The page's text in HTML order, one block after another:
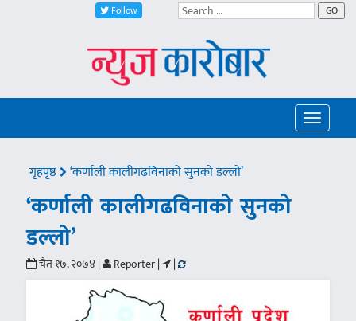
Follow GO
Toggle
गृहपृष्ठ ‘कर्णाली कालीगढविनाको सुनको डल्लो’
‘कर्णाली कालीगढविनाको सुनको
डल्लो’
चैत १७, २०७४ | Reporter | |